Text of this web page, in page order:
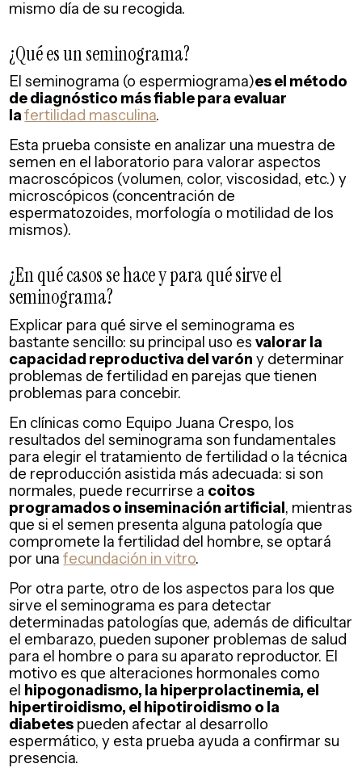
mismo día de su recogida.
¿Qué es un seminograma?
El seminograma (o espermiograma)es el método
de diagnóstico más fiable para evaluar
lafertilidad masculina.
Esta prueba consiste en analizar una muestra de
semen en el laboratorio para valorar aspectos
macroscópicos (volumen, color, viscosidad, etc.) y
microscópicos (concentración de
espermatozoides, morfología o motilidad de los
mismos).
¿En qué casos se hace y para qué sirve el
seminograma?
Explicar para qué sirve el seminograma es
bastante sencillo: su principal uso esvalorar la
capacidad reproductiva del varón y determinar
problemas de fertilidad en parejas que tienen
problemas para concebir.
En clínicas como Equipo Juana Crespo, los
resultados del seminograma son fundamentales
para elegir el tratamiento de fertilidad o la técnica
de reproducción asistida más adecuada: si son
normales, puede recurrirse a coitos
programados o inseminación artificial, mientras
que si el semen presenta alguna patología que
compromete la fertilidad del hombre, se optará
por unafecundación in vitro.
Por otra parte, otro de los aspectos para los que
sirve el seminograma es para detectar
determinadas patologías que, además de dificultar
el embarazo, pueden suponer problemas de salud
para el hombre o para su aparato reproductor. El
motivo es que alteraciones hormonales como
el hipogonadismo, la hiperprolactinemia, el
hipertiroidismo, el hipotiroidismo o la
diabetes pueden afectar al desarrollo
espermático, y esta prueba ayuda a confirmar su
presencia.